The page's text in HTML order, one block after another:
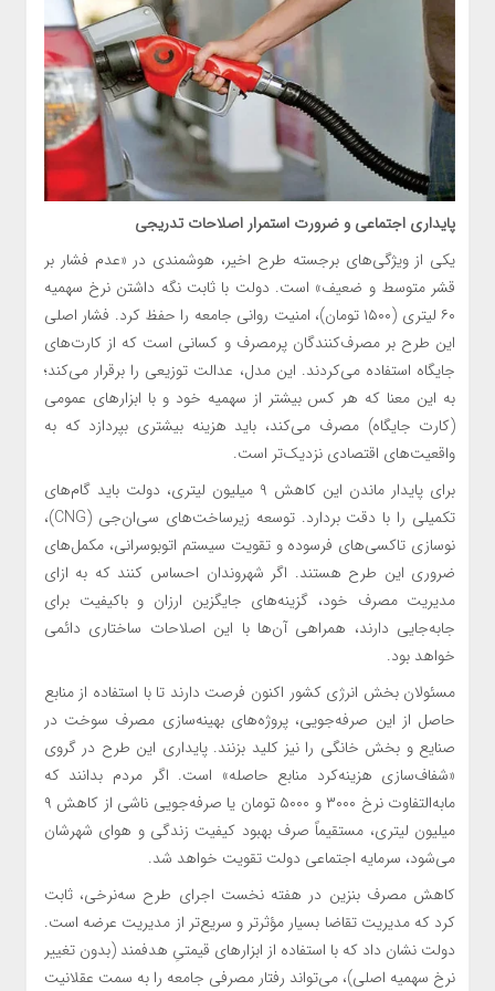
پایداری اجتماعی و ضرورت استمرار اصلاحات تدریجی
یکی از ویژگی‌های برجسته طرح اخیر، هوشمندی در «عدم فشار بر
قشر متوسط و ضعیف» است. دولت با ثابت نگه داشتن نرخ سهمیه
۶۰ لیتری (۱۵۰۰ تومان)، امنیت روانی جامعه را حفظ کرد. فشار اصلی
این طرح بر مصرف‌کنندگان پرمصرف و کسانی است که از کارت‌های
جایگاه استفاده می‌کردند. این مدل، عدالت توزیعی را برقرار می‌کند؛
به این معنا که هر کس بیشتر از سهمیه خود و با ابزارهای عمومی
(کارت جایگاه) مصرف می‌کند، باید هزینه بیشتری بپردازد که به
واقعیت‌های اقتصادی نزدیک‌تر است.
برای پایدار ماندن این کاهش ۹ میلیون لیتری، دولت باید گام‌های
تکمیلی را با دقت بردارد. توسعه زیرساخت‌های سی‌ان‌جی (CNG)،
نوسازی تاکسی‌های فرسوده و تقویت سیستم اتوبوسرانی، مکمل‌های
ضروری این طرح هستند. اگر شهروندان احساس کنند که به ازای
مدیریت مصرف خود، گزینه‌های جایگزین ارزان و باکیفیت برای
جابه‌جایی دارند، همراهی آن‌ها با این اصلاحات ساختاری دائمی
خواهد بود.
مسئولان بخش انرژی کشور اکنون فرصت دارند تا با استفاده از منابع
حاصل از این صرفه‌جویی، پروژه‌های بهینه‌سازی مصرف سوخت در
صنایع و بخش خانگی را نیز کلید بزنند. پایداری این طرح در گروی
«شفاف‌سازی هزینه‌کرد منابع حاصله» است. اگر مردم بدانند که
مابه‌التفاوت نرخ
و
تومان یا صرفه‌جویی ناشی از کاهش ۹
میلیون لیتری، مستقیماً صرف بهبود کیفیت زندگی و هوای شهرشان
می‌شود، سرمایه اجتماعی دولت تقویت خواهد شد.
کاهش مصرف بنزین در هفته نخست اجرای طرح سه‌نرخی، ثابت
کرد که مدیریت تقاضا بسیار مؤثرتر و سریع‌تر از مدیریت عرضه است.
دولت نشان داد که با استفاده از ابزارهای قیمتیِ هدفمند (بدون تغییر
نرخ سهمیه اصلی)، می‌تواند رفتار مصرفی جامعه را به سمت عقلانیت